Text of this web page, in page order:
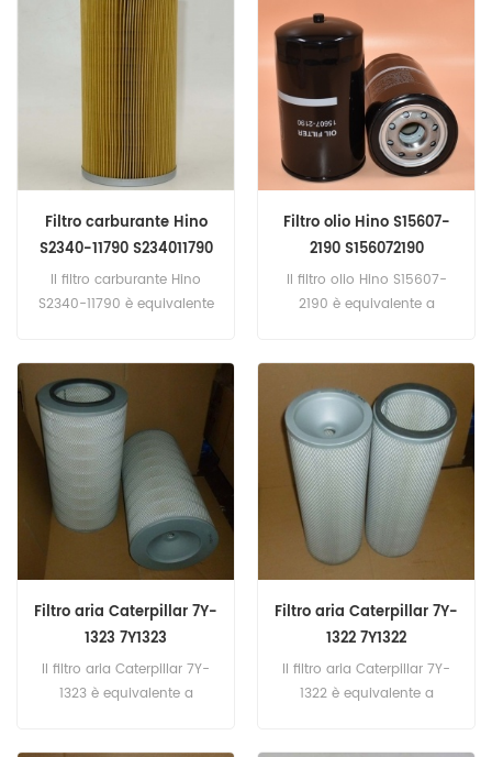
Nome parte: filtro
carburante Marca: Hino
Models:SK460-8, SK480-8
Marca: Hino
Filtro carburante Hino
S2340-11790 S234011790
Il filtro carburante Hino
S2340-11790 è equivalente
Nome parte: filtro
carburante Marca: Hino
Filtro olio Hino S15607-
2190 S156072190
Il filtro olio Hino S15607-
2190 è equivalente a
7-2190. Codice: S15607-
2190, S156072190 Nome
parte: filtro olio Marca: Hino
Filtro aria Caterpillar 7Y-
1323 7Y1323
Il filtro aria Caterpillar 7Y-
1323 è equivalente a
Filtro aria Caterpillar 7Y-
1322 7Y1322
Il filtro aria Caterpillar 7Y-
1322 è equivalente a